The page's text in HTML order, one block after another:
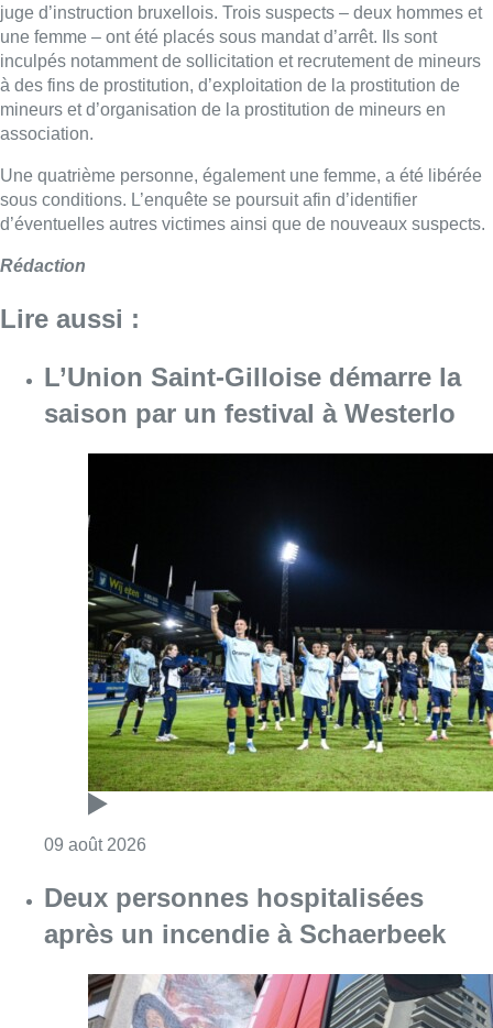
juge d’instruction bruxellois. Trois suspects – deux hommes et
une femme – ont été placés sous mandat d’arrêt. Ils sont
inculpés notamment de sollicitation et recrutement de mineurs
à des fins de prostitution, d’exploitation de la prostitution de
mineurs et d’organisation de la prostitution de mineurs en
association.
Une quatrième personne, également une femme, a été libérée
sous conditions. L’enquête se poursuit afin d’identifier
d’éventuelles autres victimes ainsi que de nouveaux suspects.
Rédaction
Lire aussi :
L’Union Saint-Gilloise démarre la
saison par un festival à Westerlo
09 août 2026
Deux personnes hospitalisées
après un incendie à Schaerbeek